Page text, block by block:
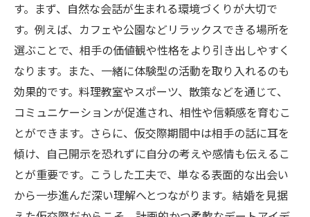
す。まず、自然な会話が生まれる環境づくりが大切で
す。例えば、カフェや公園などリラックスできる場所を
選ぶことで、相手の価値観や性格をより引き出しやすく
なります。また、一緒に体験型の活動を取り入れるのも
効果的です。料理教室やスポーツ、散策などを通じて、
コミュニケーションが促進され、相性や信頼感を育むこ
とができます。さらに、仮交際期間中は相手の話に耳を
傾け、自己開示を恐れずに自分の考えや感情も伝えるこ
とが重要です。こうした工夫で、単なる表面的な出会い
から一歩進んだ深い理解へとつながります。結婚を見据